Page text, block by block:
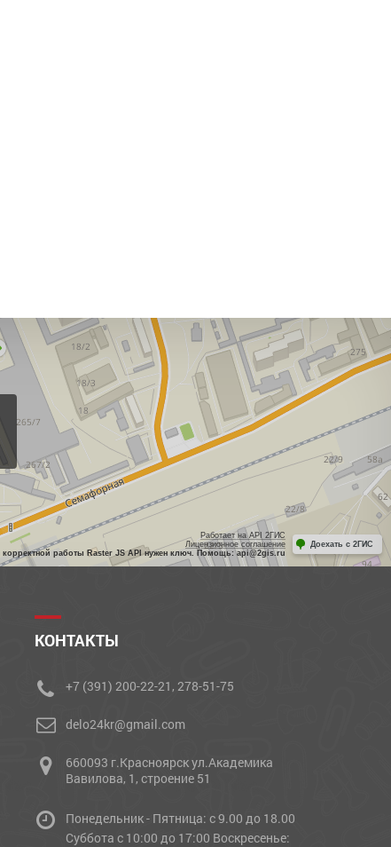
Работает на API 2ГИС
Лицензионное соглашение
корректной работы Raster JS API нужен ключ. Помощь: api@2gis.ru
Доехать с 2ГИС
КОНТАКТЫ
+7 (391) 200-22-21, 278-51-75
delo24kr@gmail.com
660093 г.Красноярск ул.Академика
Вавилова, 1, строение 51
Понедельник - Пятница: с 9.00 до 18.00
Cуббота с 10:00 до 17:00 Воскресенье: